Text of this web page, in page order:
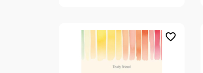
favorite_border